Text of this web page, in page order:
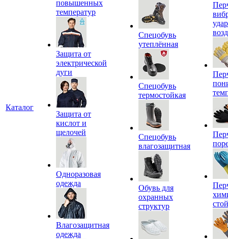
Каталог
повышенных
температур
Защита от
электрической
дуги
Защита от
кислот и
щелочей
Одноразовая
одежда
Влагозащитная
одежда
Спецобувь
утеплённая
Спецобувь
термостойкая
Спецобувь
влагозащитная
Обувь для
охранных
структур